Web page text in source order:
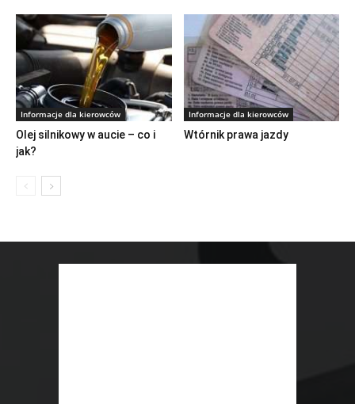
Informacje dla kierowców
Olej silnikowy w aucie – co i
jak?
Informacje dla kierowców
Wtórnik prawa jazdy